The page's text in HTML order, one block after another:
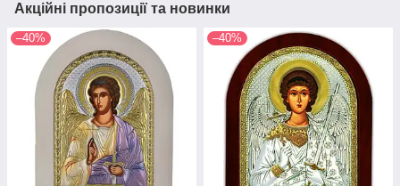
Акційні пропозиції та новинки
–40% –40%